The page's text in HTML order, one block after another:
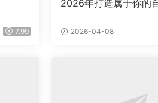
7.99
2026年打造属于你的
2026-04-08